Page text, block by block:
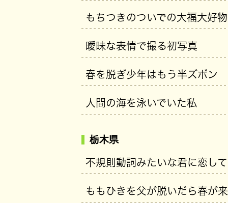
もちつきのついでの大福大好物
曖昧な表情で撮る初写真
春を脱ぎ少年はもう半ズボン
人間の海を泳いでいた私
栃木県
不規則動詞みたいな君に恋し
ももひきを父が脱いだら春が